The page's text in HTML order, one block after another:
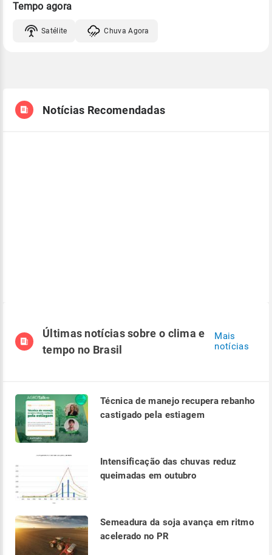
Tempo agora
Satélite Chuva Agora
Notícias Recomendadas
Últimas notícias sobre o clima e
tempo no Brasil
Mais
notícias
Técnica de manejo recupera rebanho
castigado pela estiagem
Intensificação das chuvas reduz
queimadas em outubro
Semeadura da soja avança em ritmo
acelerado no PR